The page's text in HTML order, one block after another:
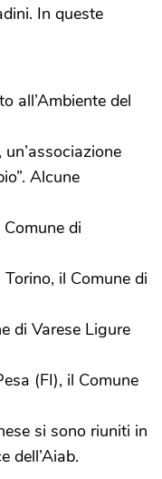
In queste
all’Ambiente del
Alcune
di
il Comune di
di Varese Ligure
(FI), il Comune
si sono riuniti in
dell’Aiab.